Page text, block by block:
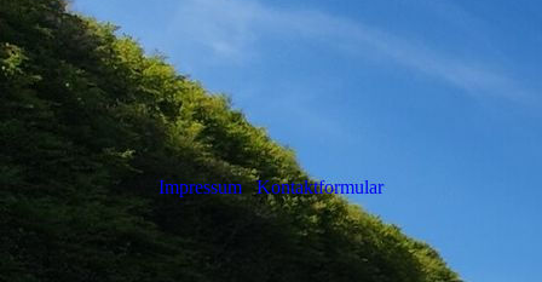
Impressum Kontaktformular